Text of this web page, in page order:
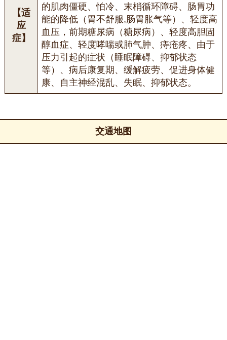
【适
应
症】
的肌肉僵硬、怕冷、末梢循环障碍、肠胃功
能的降低（胃不舒服,肠胃胀气等）、轻度高
血压，前期糖尿病（糖尿病）、轻度高胆固
醇血症、轻度哮喘或肺气肿、痔疮疼、由于
压力引起的症状（睡眠障碍、抑郁状态
等）、病后康复期、缓解疲劳、促进身体健
康、自主神经混乱、失眠、抑郁状态。
交通地图